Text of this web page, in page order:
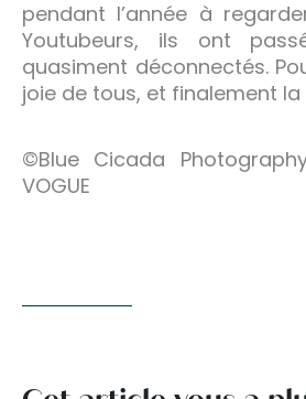
pendant l’année à
Youtubeurs, ils ont
quasiment déconnectés.
joie de tous, et finalement
©Blue Cicada
VOGUE